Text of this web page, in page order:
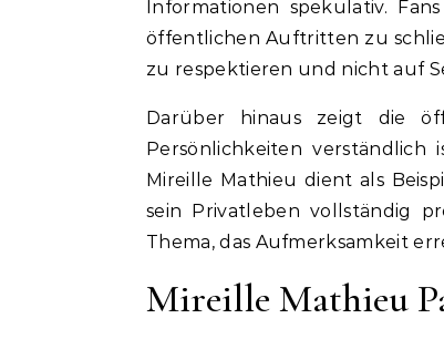
Informationen spekulativ.
öffentlichen Auftritten zu
zu respektieren und nicht auf
Darüber hinaus zeigt die
Persönlichkeiten
Mireille Mathieu dient als
sein Privatleben vollständig
Thema, das Aufmerksamkeit
Mireille Mathieu